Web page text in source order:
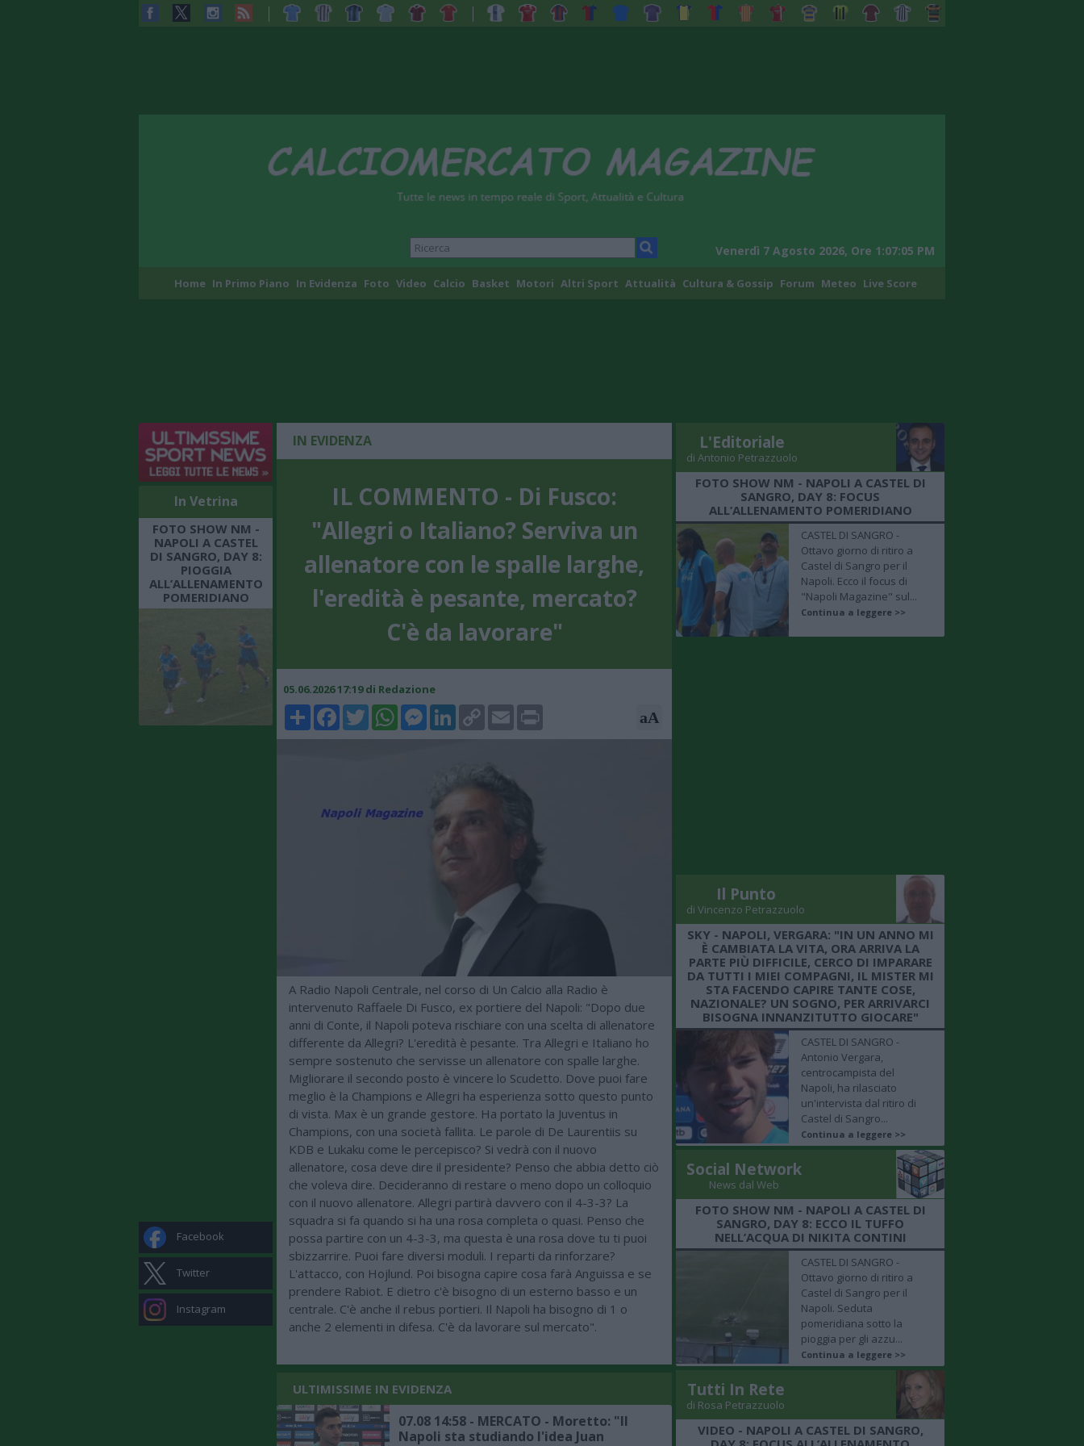
Venerdì 7 Agosto 2026, Ore 1:07:06 PM
Home In Primo Piano In Evidenza Foto Video Calcio Basket Motori Altri Sport Attualità Cultura & Gossip Forum Meteo Live Score
In Vetrina
FOTO SHOW NM -
NAPOLI A CASTEL
DI SANGRO, DAY 8:
PIOGGIA
ALL’ALLENAMENTO
POMERIDIANO
Facebook
Twitter
Instagram
IN EVIDENZA
IL COMMENTO - Di Fusco:
"Allegri o Italiano? Serviva un
allenatore con le spalle larghe,
l'eredità è pesante, mercato?
C'è da lavorare"
05.06.2026 17:19 di Redazione
ShareFacebookTwitterWhatsAppMessenger
LinkedIn
Copy
Link
Email Print aA
A Radio Napoli Centrale, nel corso di Un Calcio alla Radio è
intervenuto Raffaele Di Fusco, ex portiere del Napoli: "Dopo due
anni di Conte, il Napoli poteva rischiare con una scelta di allenatore
differente da Allegri? L'eredità è pesante. Tra Allegri e Italiano ho
sempre sostenuto che servisse un allenatore con spalle larghe.
Migliorare il secondo posto è vincere lo Scudetto. Dove puoi fare
meglio è la Champions e Allegri ha esperienza sotto questo punto
di vista. Max è un grande gestore. Ha portato la Juventus in
Champions, con una società fallita. Le parole di De Laurentiis su
KDB e Lukaku come le percepisco? Si vedrà con il nuovo
allenatore, cosa deve dire il presidente? Penso che abbia detto ciò
che voleva dire. Decideranno di restare o meno dopo un colloquio
con il nuovo allenatore. Allegri partirà davvero con il 4-3-3? La
squadra si fa quando si ha una rosa completa o quasi. Penso che
possa partire con un 4-3-3, ma questa è una rosa dove tu ti puoi
sbizzarrire. Puoi fare diversi moduli. I reparti da rinforzare?
L'attacco, con Hojlund. Poi bisogna capire cosa farà Anguissa e se
prendere Rabiot. E dietro c'è bisogno di un esterno basso e un
centrale. C'è anche il rebus portieri. Il Napoli ha bisogno di 1 o
anche 2 elementi in difesa. C'è da lavorare sul mercato".
ULTIMISSIME IN EVIDENZA
07.08 14:58 - MERCATO - Moretto: "Il
Napoli sta studiando l'idea Juan
L'Editoriale
di Antonio Petrazzuolo
FOTO SHOW NM - NAPOLI A CASTEL DI
SANGRO, DAY 8: FOCUS
ALL’ALLENAMENTO POMERIDIANO
CASTEL DI SANGRO -
Ottavo giorno di ritiro a
Castel di Sangro per il
Napoli. Ecco il focus di
"Napoli Magazine" sul...
Continua a leggere >>
Il Punto
di Vincenzo Petrazzuolo
SKY - NAPOLI, VERGARA: "IN UN ANNO MI
È CAMBIATA LA VITA, ORA ARRIVA LA
PARTE PIÙ DIFFICILE, CERCO DI IMPARARE
DA TUTTI I MIEI COMPAGNI, IL MISTER MI
STA FACENDO CAPIRE TANTE COSE,
NAZIONALE? UN SOGNO, PER ARRIVARCI
BISOGNA INNANZITUTTO GIOCARE"
CASTEL DI SANGRO -
Antonio Vergara,
centrocampista del
Napoli, ha rilasciato
un'intervista dal ritiro di
Castel di Sangro...
Continua a leggere >>
Social Network
News dal Web
FOTO SHOW NM - NAPOLI A CASTEL DI
SANGRO, DAY 8: ECCO IL TUFFO
NELL’ACQUA DI NIKITA CONTINI
CASTEL DI SANGRO -
Ottavo giorno di ritiro a
Castel di Sangro per il
Napoli. Seduta
pomeridiana sotto la
pioggia per gli azzu...
Continua a leggere >>
Tutti In Rete
di Rosa Petrazzuolo
VIDEO - NAPOLI A CASTEL DI SANGRO,